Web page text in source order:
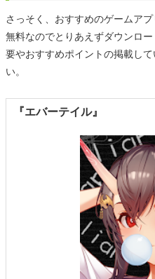
さっそく、おすすめのゲームア
無料なのでとりあえずダウンロ
要やおすすめポイントの掲載し
い。
『エバーテイル』